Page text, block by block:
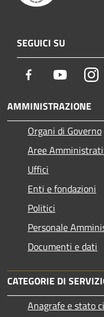
SEGUICI SU
Facebook Youtube
AMMINISTRAZIONE
Organi di Governo
Aree
Uffici
Enti e fondazioni
Politici
Personale
Documenti e dati
CATEGORIE DI
Anagrafe e stato